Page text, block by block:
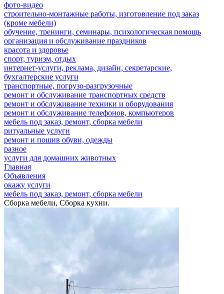
фото-видео
строительно-монтажные работы, изготовление под заказ
(кроме мебели)
обучение, тренинги, семинары, психологическая помощь
организация и обслуживание праздников
красота и здоровье
спорт, туризм, отдых
интернет-услуги, реклама, дизайн, секретарские,
бухгалтерские услуги
транспортные, погрузо-разгрузочные
ремонт и обслуживание транспортных средств
ремонт и обслуживание техники и оборудования
ремонт и обслуживание телефонов, компьютеров
мебель под заказ, ремонт, сборка мебели
ритуальные услуги
ремонт и пошив обуви, одежды
разное
услуги для домашних животных
Главная
Объявления
окажу услуги
мебель под заказ, ремонт, сборка мебели
Сборка мебели, Сборка кухни.